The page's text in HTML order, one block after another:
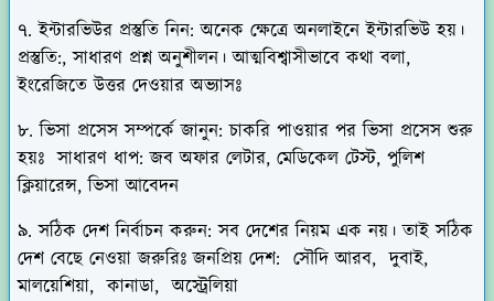
৭. ইন্টারভিউর প্রস্তুতি নিন: অনেক ক্ষেত্রে অনলাইনে ইন্টারভিউ হয়।
প্রস্তুতি:, সাধারণ প্রশ্ন অনুশীলন। আত্মবিশ্বাসীভাবে কথা বলা,
ইংরেজিতে উত্তর দেওয়ার অভ্যাসঃ
৮. ভিসা প্রসেস সম্পর্কে জানুন: চাকরি পাওয়ার পর ভিসা প্রসেস শুরু
হয়ঃ সাধারণ ধাপ: জব অফার লেটার, মেডিকেল টেস্ট, পুলিশ
ক্লিয়ারেন্স, ভিসা আবেদন
৯. সঠিক দেশ নির্বাচন করুন: সব দেশের নিয়ম এক নয়। তাই সঠিক
দেশ বেছে নেওয়া জরুরিঃ জনপ্রিয় দেশ: সৌদি আরব, দুবাই,
মালয়েশিয়া, কানাডা, অস্ট্রেলিয়া